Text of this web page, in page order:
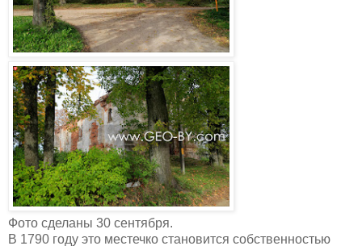
Фото сделаны 30 сентября.
В 1790 году это местечко становится собственностью